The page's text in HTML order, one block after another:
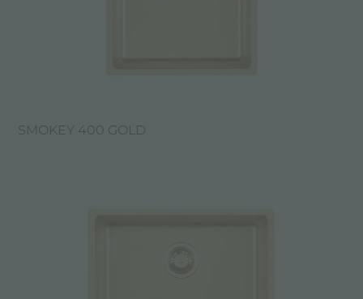
SMOKEY 400 GOLD